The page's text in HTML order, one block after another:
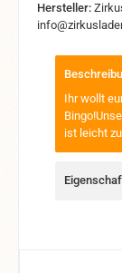
Hersteller:
Ihr wollt
ist leicht